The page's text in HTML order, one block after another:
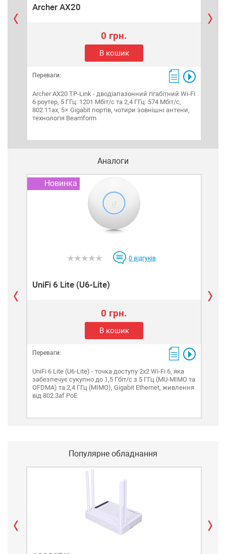
Archer AX20
0 грн.
В кошик
Переваги:
Archer AX20 TP-Link - дводіапазонний гігабітний Wi-Fi
6 роутер, 5 ГГц: 1201 Мбіт/с та 2,4 ГГц: 574 Мбіт/с,
802.11ax, 5× Gigabit портів, чотири зовнішні антени,
технологія Beamform
Аналоги
Новинка
0 відгуків
UniFi 6 Lite (U6-Lite)
0 грн.
В кошик
Переваги:
UniFi 6 Lite (U6-Lite) - точка доступу 2x2 Wi-Fi 6, яка
забезпечує сукупно до 1,5 Гбіт/с з 5 ГГц (MU-MIMO та
OFDMA) та 2,4 ГГц (MIMO), Gigabit Ethernet, живлення
від 802.3af PoE
Популярне обладнання